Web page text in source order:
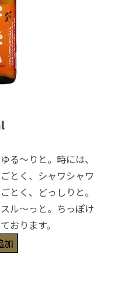
る～りと。時には、
とく、シャワシャワ
とく、どっしりと。
ル～っと。ちっぽけ
おります。
加